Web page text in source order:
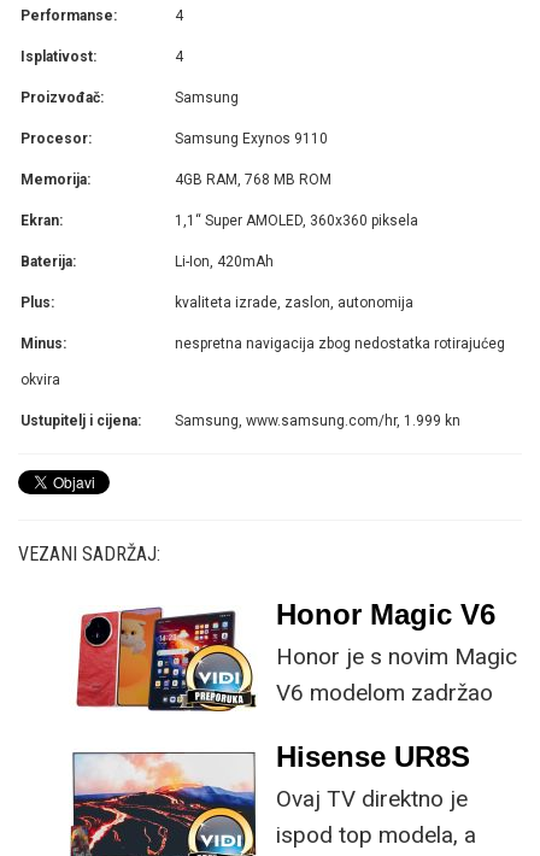
Performanse: 4
Isplativost: 4
Proizvođač: Samsung
Procesor: Samsung Exynos 9110
Memorija: 4GB RAM, 768 MB ROM
Ekran: 1,1“ Super AMOLED, 360x360 piksela
Baterija: Li-Ion, 420mAh
Plus: kvaliteta izrade, zaslon, autonomija
Minus: nespretna navigacija zbog nedostatka rotirajućeg
okvira
Ustupitelj i cijena: Samsung, www.samsung.com/hr, 1.999 kn
VEZANI SADRŽAJ:
Honor Magic V6
Honor je s novim Magic
V6 modelom zadržao
specifikacije, no
istovremeno
implementirao
Hisense UR8S
Ovaj TV direktno je
ispod top modela, a